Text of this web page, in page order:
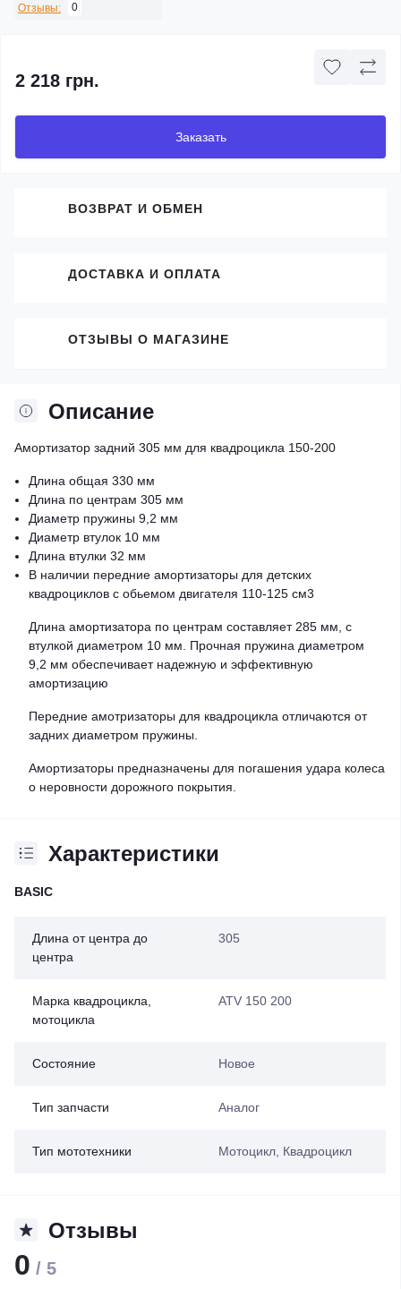
Отзывы: 0
2 218 грн.
Заказать
Описание
Амортизатор задний 305 мм для квадроцикла 150-200
Длина общая 330 мм
Длина по центрам 305 мм
Диаметр пружины 9,2 мм
Диаметр втулок 10 мм
Длина втулки 32 мм
В наличии передние амортизаторы для детских
квадроциклов с обьемом двигателя 110-125 см3
Длина амортизатора по центрам составляет 285 мм, с
втулкой диаметром 10 мм. Прочная пружина диаметром
9,2 мм обеспечивает надежную и эффективную
амортизацию
Передние амотризаторы для квадроцикла отличаются от
задних диаметром пружины.
Амортизаторы предназначены для погашения удара колеса
о неровности дорожного покрытия.
Характеристики
BASIC
Длина от центра до
центра
305
Марка квадроцикла,
мотоцикла
ATV 150 200
Состояние Новое
Тип запчасти Аналог
Тип мототехники Мотоцикл, Квадроцикл
Отзывы
0 / 5
ВОЗВРАТ И ОБМЕН
ДОСТАВКА И ОПЛАТА
ОТЗЫВЫ О МАГАЗИНЕ